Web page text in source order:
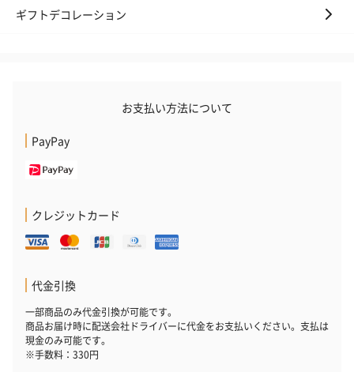
ギフトデコレーション
お支払い方法について
PayPay
クレジットカード
代金引換
一部商品のみ代金引換が可能です。
商品お届け時に配送会社ドライバーに代金をお支払いください。支払は
現金のみ可能です。
※手数料：330円